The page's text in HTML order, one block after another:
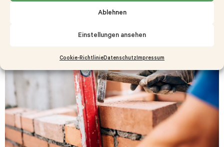
Ablehnen
Einstellungen ansehen
Cookie-RichtlinieDatenschutzImpressum